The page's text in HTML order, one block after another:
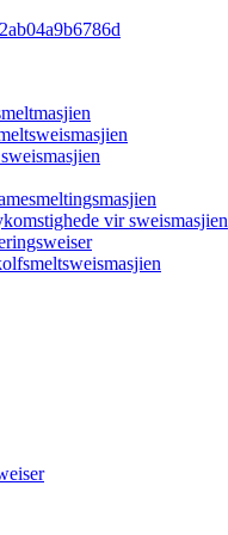
vir sweismasjien